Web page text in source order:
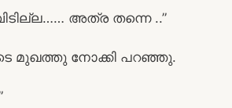
അത്ര തന്നെ ..”
മുഖത്തു നോക്കി പറഞ്ഞു.